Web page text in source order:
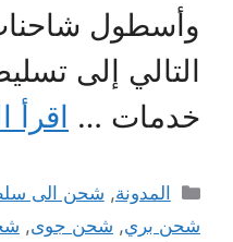
وأسطول
التالي إلى
خدمات … اقرأ
التصنيفات
المدونة, شحن الى
شحن بري, شحن جوى,